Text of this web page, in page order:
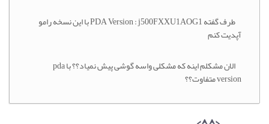
طرف گفته PDA Version : j500FXXU1AOG1 با این نسخه رامو
آپدیت کنم
الان مشکلم اینه که مشکلی واسه گوشی پیش نمیاد؟؟ با pda
version متفاوت؟؟